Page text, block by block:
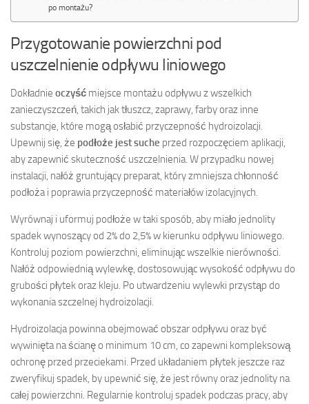
po montażu?
Przygotowanie powierzchni pod
uszczelnienie odpływu liniowego
Dokładnie oczyść miejsce montażu odpływu z wszelkich
zanieczyszczeń, takich jak tłuszcz, zaprawy, farby oraz inne
substancje, które mogą osłabić przyczepność hydroizolacji.
Upewnij się, że podłoże jest suche przed rozpoczęciem aplikacji,
aby zapewnić skuteczność uszczelnienia. W przypadku nowej
instalacji, nałóż gruntujący preparat, który zmniejsza chłonność
podłoża i poprawia przyczepność materiałów izolacyjnych.
Wyrównaj i uformuj podłoże w taki sposób, aby miało jednolity
spadek wynoszący od 2% do 2,5% w kierunku odpływu liniowego.
Kontroluj poziom powierzchni, eliminując wszelkie nierówności.
Nałóż odpowiednią wylewkę, dostosowując wysokość odpływu do
grubości płytek oraz kleju. Po utwardzeniu wylewki przystąp do
wykonania szczelnej hydroizolacji.
Hydroizolacja powinna obejmować obszar odpływu oraz być
wywinięta na ścianę o minimum 10 cm, co zapewni kompleksową
ochronę przed przeciekami. Przed układaniem płytek jeszcze raz
zweryfikuj spadek, by upewnić się, że jest równy oraz jednolity na
całej powierzchni. Regularnie kontroluj spadek podczas pracy, aby